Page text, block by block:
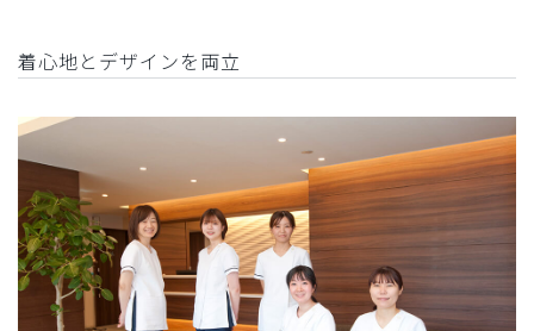
着心地とデザインを両立